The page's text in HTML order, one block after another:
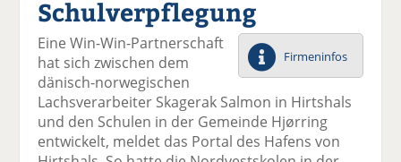
uf
F
ac
e
b
o
wi
tt
er
n
uf
Li
n
k
e
di
er
E
m
ai
l
v
ck
e
n
Schulverpflegung
Firmeninfos
Eine Win-Win-Partnerschaft
hat sich zwischen dem
dänisch-norwegischen
Lachsverarbeiter Skagerak Salmon in Hirtshals
und den Schulen in der Gemeinde Hjørring
entwickelt, meldet das Portal des Hafens von